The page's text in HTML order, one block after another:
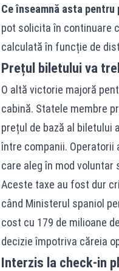
Ce înseamnă asta pentru
pot solicita în continuare
calculată în funcție de
Prețul biletului va
O altă victorie majoră
cabină. Statele membre
prețul de bază al biletului
între companii. Operatorii
care aleg în mod
Aceste taxe au fost dur
când Ministerul spaniol
cost cu 179 de milioane
decizie împotriva căreia
Interzis la check-in